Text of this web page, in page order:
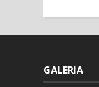
GALERIA